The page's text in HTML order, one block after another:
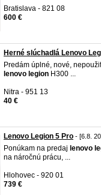
Bratislava - 821 08
600 €
Herné slúchadlá Lenovo
Predám úplné, nové,
lenovo legion H300 ...
Nitra - 951 13
40 €
Lenovo Legion 5 Pro - [6.8.
Ponúkam na predaj lenovo
na náročnú prácu, ...
Hlohovec - 920 01
739 €